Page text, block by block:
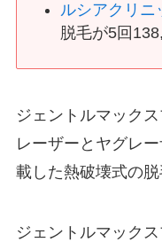
ルシアクリニ
脱毛が5回
ジェントルマック
レーザーとヤグレ
載した熱破壊式の脱
ジェントルマック